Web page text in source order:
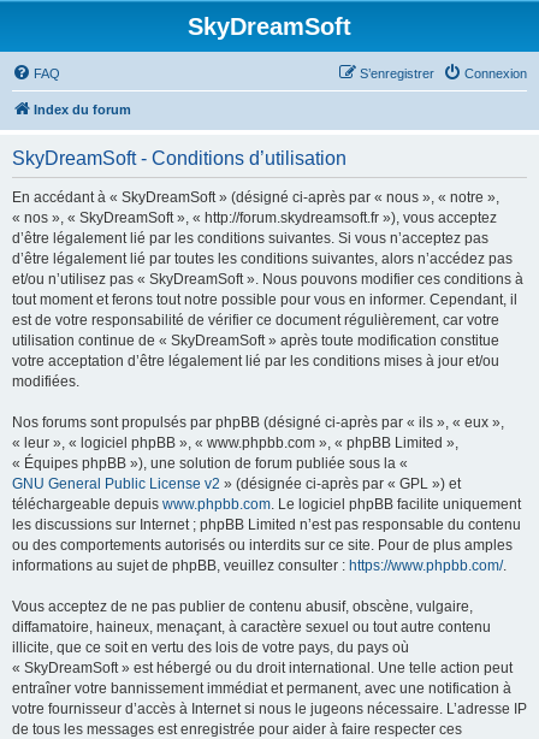
SkyDreamSoft
FAQ Connexion
S’enregistrer
Index du forum
SkyDreamSoft - Conditions d’utilisation
En accédant à « SkyDreamSoft » (désigné ci-après par « nous », « notre »,
« nos », « SkyDreamSoft », « http://forum.skydreamsoft.fr »), vous acceptez
d’être légalement lié par les conditions suivantes. Si vous n’acceptez pas
d’être légalement lié par toutes les conditions suivantes, alors n’accédez pas
et/ou n’utilisez pas « SkyDreamSoft ». Nous pouvons modifier ces conditions à
tout moment et ferons tout notre possible pour vous en informer. Cependant, il
est de votre responsabilité de vérifier ce document régulièrement, car votre
utilisation continue de « SkyDreamSoft » après toute modification constitue
votre acceptation d’être légalement lié par les conditions mises à jour et/ou
modifiées.
Nos forums sont propulsés par phpBB (désigné ci-après par « ils », « eux »,
« leur », « logiciel phpBB », « www.phpbb.com », « phpBB Limited »,
« Équipes phpBB »), une solution de forum publiée sous la «
GNU General Public License v2 » (désignée ci-après par « GPL ») et
téléchargeable depuis www.phpbb.com. Le logiciel phpBB facilite uniquement
les discussions sur Internet ; phpBB Limited n’est pas responsable du contenu
ou des comportements autorisés ou interdits sur ce site. Pour de plus amples
informations au sujet de phpBB, veuillez consulter : https://www.phpbb.com/.
Vous acceptez de ne pas publier de contenu abusif, obscène, vulgaire,
diffamatoire, haineux, menaçant, à caractère sexuel ou tout autre contenu
illicite, que ce soit en vertu des lois de votre pays, du pays où
« SkyDreamSoft » est hébergé ou du droit international. Une telle action peut
entraîner votre bannissement immédiat et permanent, avec une notification à
votre fournisseur d’accès à Internet si nous le jugeons nécessaire. L’adresse IP
de tous les messages est enregistrée pour aider à faire respecter ces